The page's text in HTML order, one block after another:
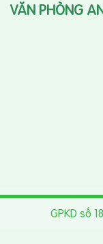
VĂN PHÒNG
GPKD số